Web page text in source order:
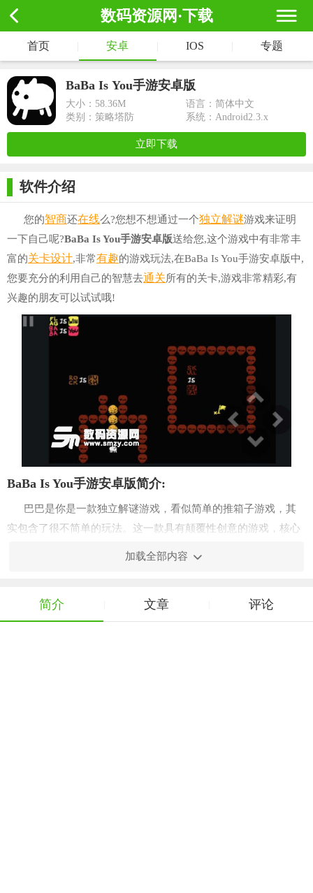
数码资源网·下载
首页 安卓 IOS 专题
BaBa Is You手游安卓版
大小： 58.36M
语言：简体中文
类别：策略塔防
系统：Android2.3.x
立即下载
软件介绍
您的智商还在线么?您想不想通过一个独立解谜游戏来证明
一下自己呢?BaBa Is You手游安卓版送给您,这个游戏中有非常丰
富的关卡设计,非常有趣的游戏玩法,在BaBa Is You手游安卓版中,
您要充分的利用自己的智慧去通关所有的关卡,游戏非常精彩,有
兴趣的朋友可以试试哦!
BaBa Is You手游安卓版简介:
巴巴是你是一款独立解谜游戏，看似简单的推箱子游戏，其
实包含了很不简单的玩法。这一款具有颠覆性创意的游戏，核心
呆萌可爱的像素画风
加载全部内容
简介 文章 评论